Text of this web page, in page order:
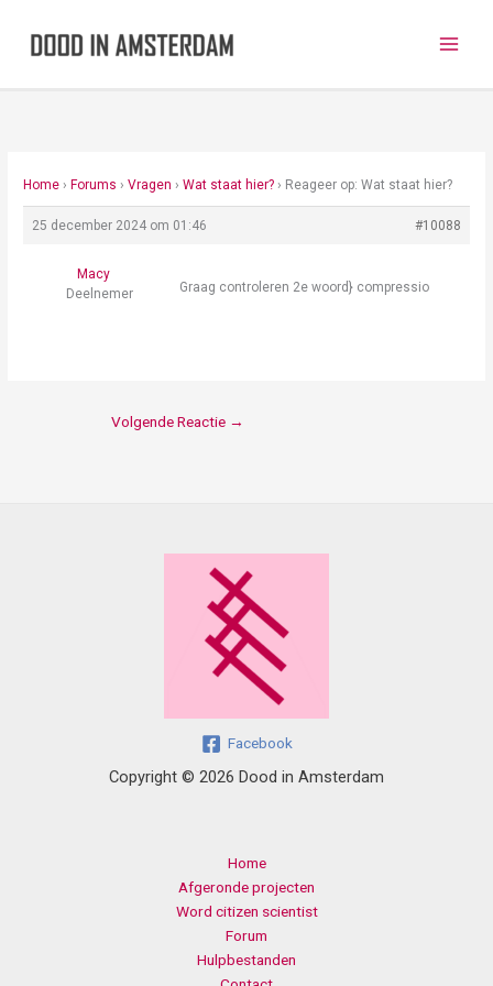
Home › Forums › Vragen › Wat staat hier? › Reageer op: Wat staat hier?
25 december 2024 om 01:46 #10088
Macy
Deelnemer
Graag controleren 2e woord} compressio
Volgende Reactie →
Facebook
Copyright © 2026 Dood in Amsterdam
Home
Afgeronde projecten
Word citizen scientist
Forum
Hulpbestanden